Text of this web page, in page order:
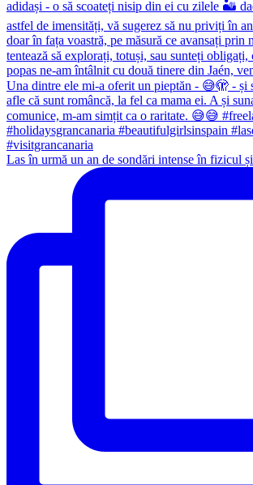
Las în urmă un an de sondări intense în fizicul și